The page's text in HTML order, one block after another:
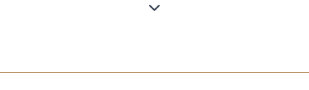
fruits frais et de gâteaux exquis qui vous mettront l'eau
Macarons : Des assortiments de macarons aux